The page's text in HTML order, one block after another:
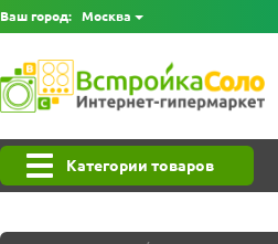
Ваш город: Москва
Категории товаров